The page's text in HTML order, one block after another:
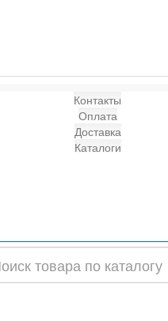
Контакты
Оплата
Доставка
Каталоги